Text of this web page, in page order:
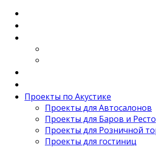
Проекты по Акустике
Проекты для Автосалонов
Проекты для Баров и
Проекты для Розничной
Проекты для гостиниц